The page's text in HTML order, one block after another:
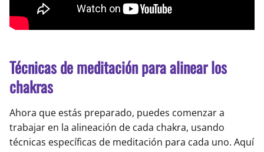
Técnicas de meditación para alinear los
chakras
Ahora que estás preparado, puedes comenzar a
trabajar en la alineación de cada chakra, usando
técnicas específicas de meditación para cada uno. Aquí